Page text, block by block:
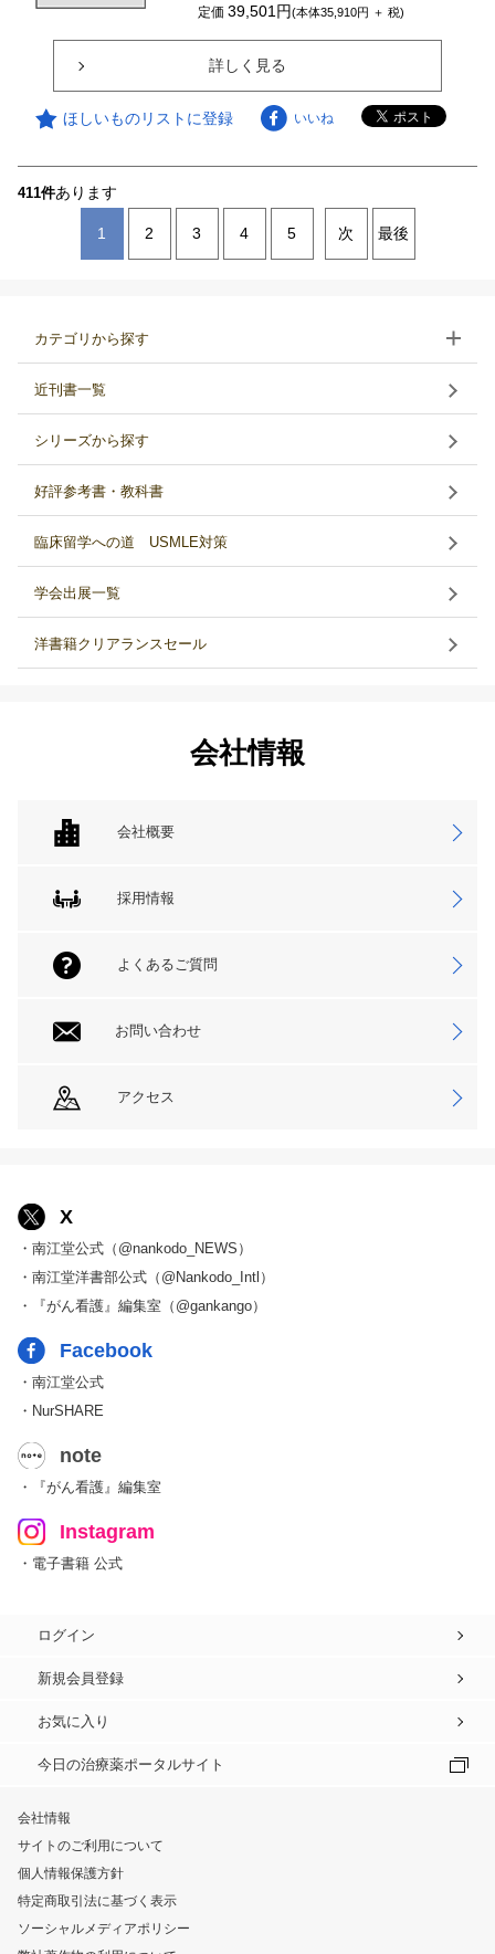
定価39,501円(本体35,910円 ＋ 税)
詳しく見る
ほしいものリストに登録 いいね
411件あります
1 2 3 4 5 次 最後
カテゴリから探す
近刊書一覧
シリーズから探す
好評参考書・教科書
臨床留学への道 USMLE対策
学会出展一覧
洋書籍クリアランスセール
会社情報
会社概要
採用情報
よくあるご質問
お問い合わせ
アクセス
X
・南江堂公式（@nankodo_NEWS）
・南江堂洋書部公式（@Nankodo_Intl）
・『がん看護』編集室（@gankango）
Facebook
・南江堂公式
・NurSHARE
note
・『がん看護』編集室
Instagram
・電子書籍 公式
ログイン
新規会員登録
お気に入り
今日の治療薬ポータルサイト
会社情報
サイトのご利用について
個人情報保護方針
特定商取引法に基づく表示
ソーシャルメディアポリシー